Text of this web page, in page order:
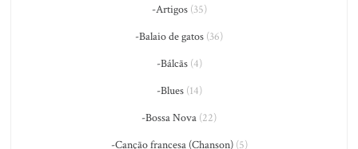
-Artigos(35)
-Balaio de gatos (36)
-Bálcãs(4)
-Blues(14)
-Bossa Nova (22)
-Canção francesa (Chanson)(5)